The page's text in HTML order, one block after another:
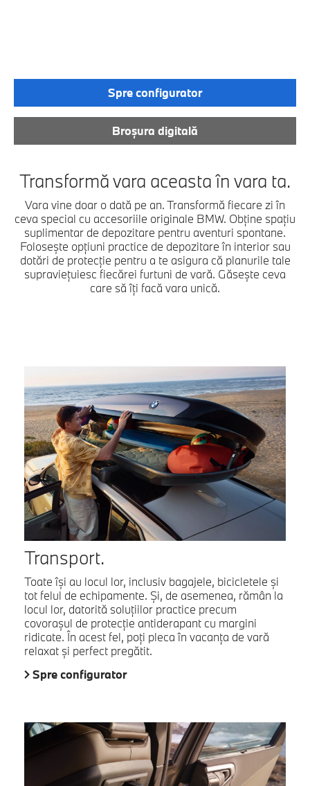
Spre configurator
Broșura digitală
Transformă vara aceasta în vara ta.
Vara vine doar o dată pe an. Transformă fiecare zi în
ceva special cu accesoriile originale BMW. Obține spațiu
suplimentar de depozitare pentru aventuri spontane.
Folosește opțiuni practice de depozitare în interior sau
dotări de protecție pentru a te asigura că planurile tale
supraviețuiesc fiecărei furtuni de vară. Găsește ceva
care să îți facă vara unică.
Transport.
Toate își au locul lor, inclusiv bagajele, bicicletele și
tot felul de echipamente. Și, de asemenea, rămân la
locul lor, datorită soluțiilor practice precum
covorașul de protecție antiderapant cu margini
ridicate. În acest fel, poți pleca în vacanța de vară
relaxat și perfect pregătit.
Spre configurator